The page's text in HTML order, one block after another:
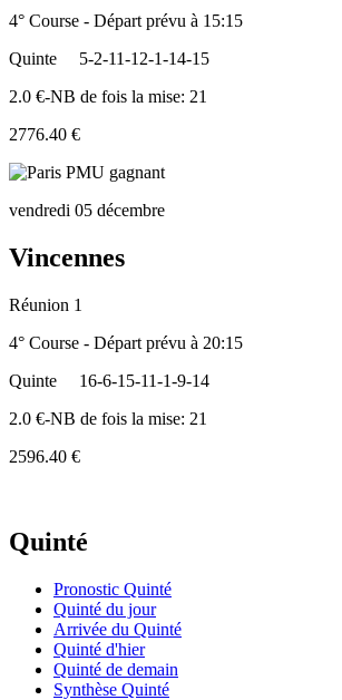
4° Course - Départ prévu à 15:15
Quinte
5-2-11-12-1-14-15
2.0 €-NB de fois la mise: 21
2776.40 €
vendredi 05 décembre
Vincennes
Réunion 1
4° Course - Départ prévu à 20:15
Quinte
16-6-15-11-1-9-14
2.0 €-NB de fois la mise: 21
2596.40 €
Quinté
Pronostic Quinté
Quinté du jour
Arrivée du Quinté
Quinté d'hier
Quinté de demain
Synthèse Quinté